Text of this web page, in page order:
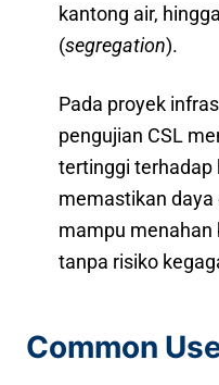
kantong air,
(segregation).
Pada proyek
pengujian CSL
tertinggi terhadap
memastikan
mampu menahan
tanpa risiko
Common